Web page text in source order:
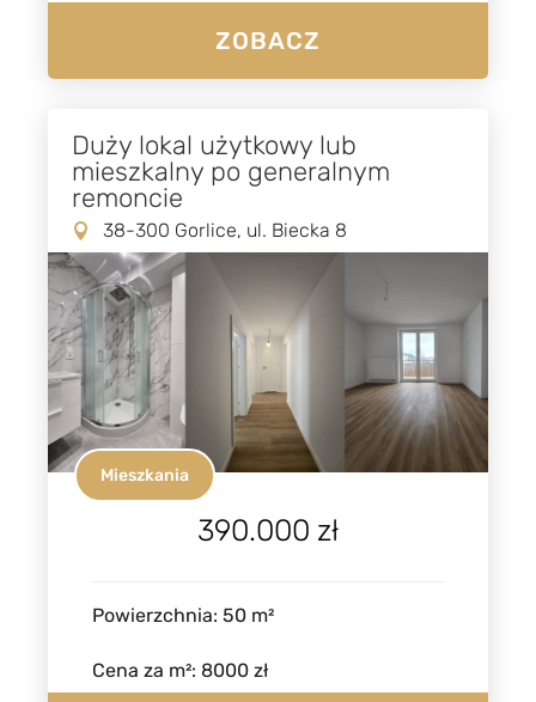
ZOBACZ
Duży lokal użytkowy lub
mieszkalny po generalnym
remoncie
38-300 Gorlice, ul. Biecka 8
Mieszkania
390.000 zł
Powierzchnia:50 m²
Cena za m²: 8000 zł